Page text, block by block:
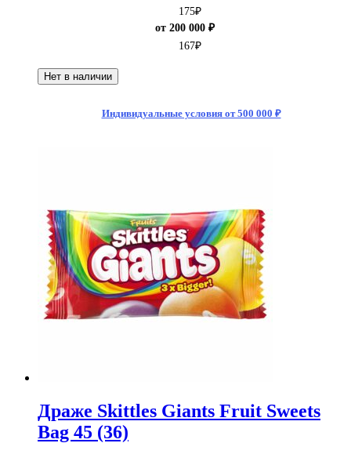
175₽
от 200 000 ₽
167₽
Нет в наличии
Индивидуальные условия от 500 000 ₽
Драже Skittles Giants Fruit Sweets
Bag 45 (36)